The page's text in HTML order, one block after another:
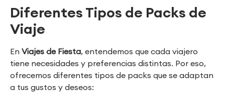
Diferentes Tipos de Packs de
Viaje
En Viajes de Fiesta, entendemos que cada viajero
tiene necesidades y preferencias distintas. Por eso,
ofrecemos diferentes tipos de packs que se adaptan
a tus gustos y deseos: